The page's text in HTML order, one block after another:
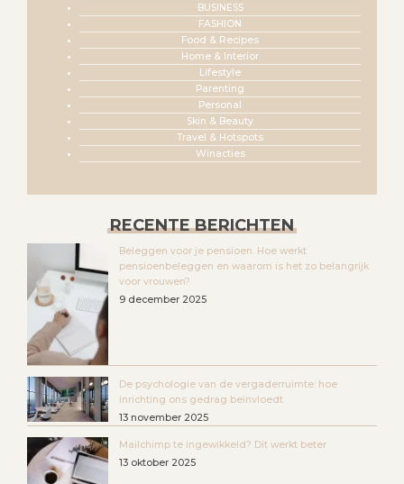
BUSINESS
FASHION
Food & Recipes
Home & Interior
Lifestyle
Parenting
Personal
Skin & Beauty
Travel & Hotspots
Winacties
RECENTE BERICHTEN
Beleggen voor je pensioen. Hoe werkt
pensioenbeleggen en waarom is het zo belangrijk
voor vrouwen?
9 december 2025
De psychologie van de vergaderruimte: hoe
inrichting ons gedrag beïnvloedt
13 november 2025
Mailchimp te ingewikkeld? Dit werkt beter
13 oktober 2025